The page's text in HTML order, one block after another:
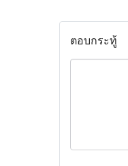
ตอบกระทู้